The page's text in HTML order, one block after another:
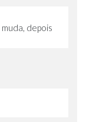
depois